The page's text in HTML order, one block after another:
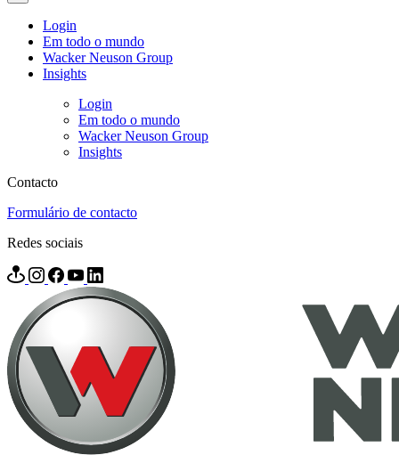
Login
Em todo o mundo
Wacker Neuson Group
Insights
Login
Em todo o mundo
Wacker Neuson Group
Insights
Contacto
Formulário de contacto
Redes sociais